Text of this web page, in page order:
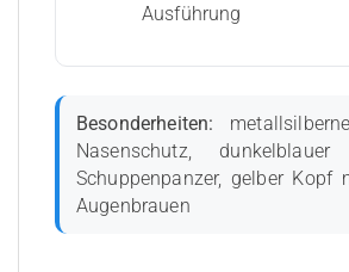
Ausführung
Besonderheiten:
Nasenschutz,
Schuppenpanzer, gelber Kopf
Augenbrauen